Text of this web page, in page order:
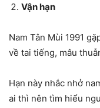
Vận hạn
Nam Tân Mùi 1991
về tai tiếng, mâu
Hạn này nhắc nhở
ai thì nên tìm hiểu